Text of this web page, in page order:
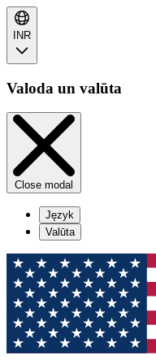
INR
Valoda un valūta
Close modal
Język
Valūta